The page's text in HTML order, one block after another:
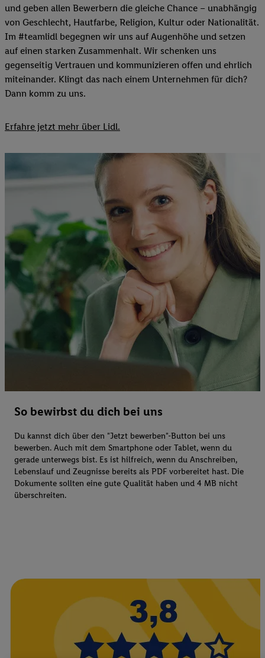
und geben allen Bewerbern die gleiche Chance – unabhängig
von Geschlecht, Hautfarbe, Religion, Kultur oder Nationalität.
Im #teamlidl begegnen wir uns auf Augenhöhe und setzen
auf einen starken Zusammenhalt. Wir schenken uns
gegenseitig Vertrauen und kommunizieren offen und ehrlich
miteinander. Klingt das nach einem Unternehmen für dich?
Dann komm zu uns.​
Erfahre jetzt mehr über Lidl.
So bewirbst du dich bei uns
Du kannst dich über den "Jetzt bewerben"-Button bei uns
bewerben. Auch mit dem Smartphone oder Tablet, wenn du
gerade unterwegs bist. Es ist hilfreich, wenn du Anschreiben,
Lebenslauf und Zeugnisse bereits als PDF vorbereitet hast. Die
Dokumente sollten eine gute Qualität haben und 4 MB nicht
überschreiten.